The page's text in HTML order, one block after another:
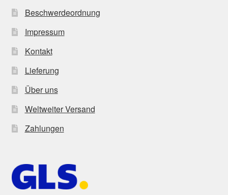
Beschwerdeordnung
Impressum
Kontakt
Lieferung
Über uns
Weltweiter Versand
Zahlungen